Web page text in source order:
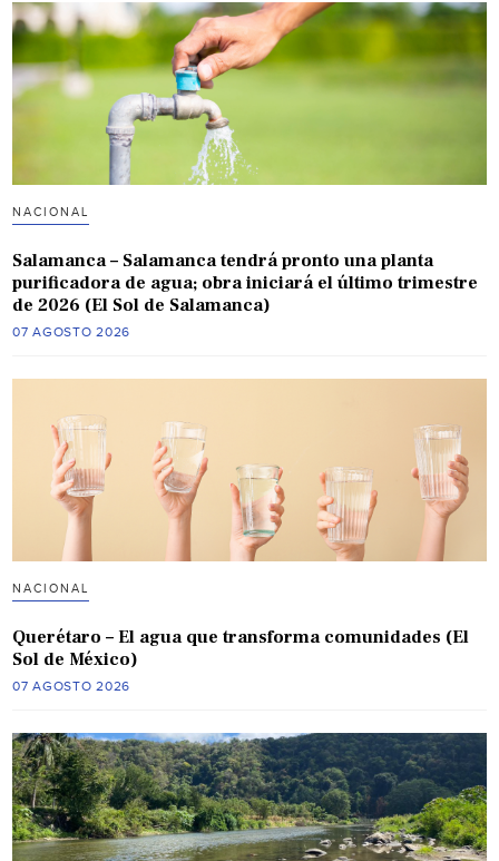
NACIONAL
Salamanca – Salamanca tendrá pronto una planta
purificadora de agua; obra iniciará el último trimestre
de 2026 (El Sol de Salamanca)
07 AGOSTO 2026
NACIONAL
Querétaro – El agua que transforma comunidades (El
Sol de México)
07 AGOSTO 2026